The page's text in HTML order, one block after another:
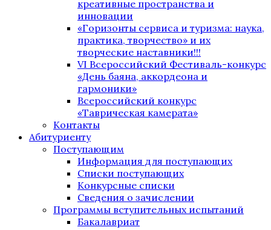
креативные пространства и
инновации
«Горизонты сервиса и туризма: наука,
практика, творчество» и их
творческие наставники!!!
VI Всероссийский Фестиваль-конкурс
«День баяна, аккордеона и
гармоники»
Всероссийский конкурс
«Таврическая камерата»
Контакты
Абитуриенту
Поступающим
Информация для поступающих
Списки поступающих
Конкурсные списки
Сведения о зачислении
Программы вступительных испытаний
Бакалавриат